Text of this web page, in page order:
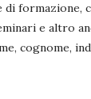
formazione,
e altro
cognome,